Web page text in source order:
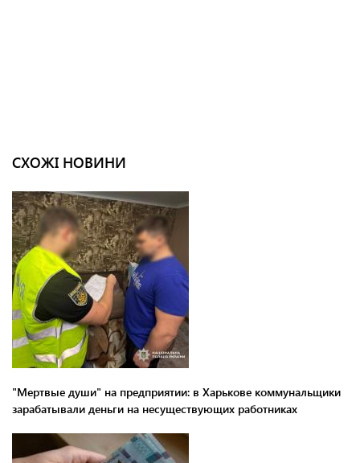
СХОЖІ НОВИНИ
"Мертвые души" на предприятии: в Харькове коммунальщики
зарабатывали деньги на несуществующих работниках